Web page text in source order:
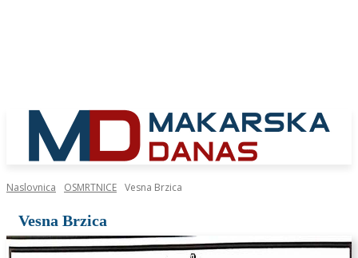
Naslovnica OSMRTNICE Vesna Brzica
Vesna Brzica